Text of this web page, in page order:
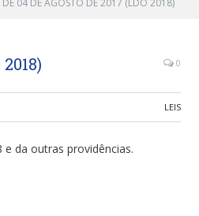
0
LEIS
da outras providências.